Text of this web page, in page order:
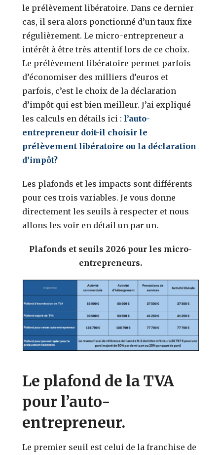
le prélèvement libératoire. Dans ce dernier
cas, il sera alors ponctionné d’un taux fixe
régulièrement. Le micro-entrepreneur a
intérêt à être très attentif lors de ce choix.
Le prélèvement libératoire permet parfois
d’économiser des milliers d’euros et
parfois, c’est le choix de la déclaration
d’impôt qui est bien meilleur. J’ai expliqué
les calculs en détails ici : l’auto-
entrepreneur doit-il choisir le
prélèvement libératoire ou la déclaration
d’impôt?
Les plafonds et les impacts sont différents
pour ces trois variables. Je vous donne
directement les seuils à respecter et nous
allons les voir en détail un par un.
Plafonds et seuils 2026 pour les micro-
entrepreneurs.
Le plafond de la TVA
pour l’auto-
entrepreneur.
Le premier seuil est celui de la franchise de